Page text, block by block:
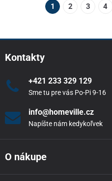
1 2 3 4
Kontakty
+421 233 329 129
Sme tu pre vás Po-Pi 9-16
info@homeville.cz
Napíšte nám kedykoľvek
O nákupe